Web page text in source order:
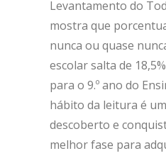
Levantamento do
mostra que
nunca ou quase
escolar salta de
para o 9.º ano do
hábito da leitura é
descoberto e
melhor fase para